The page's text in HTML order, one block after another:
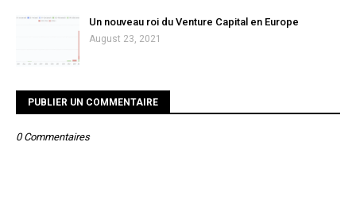
Un nouveau roi du Venture Capital en Europe
August 23, 2021
PUBLIER UN COMMENTAIRE
0 Commentaires